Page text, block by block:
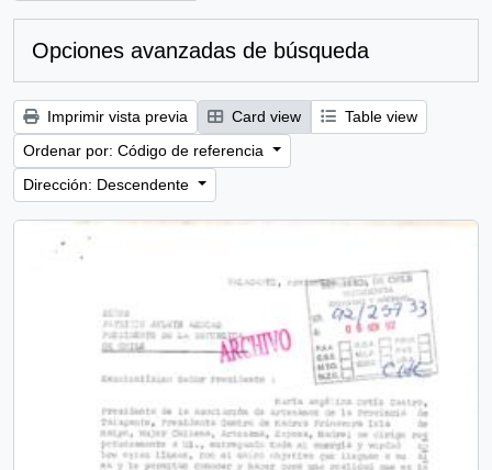
Opciones avanzadas de búsqueda
Imprimir vista previa Card view
Table view
Ordenar por: Código de referencia
Dirección: Descendente